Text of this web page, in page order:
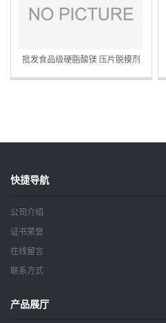
批发食品级硬脂酸镁 压片脱模剂
抗结剂硬脂酸镁
快捷导航
公司介绍
证书荣誉
在线留言
联系方式
产品展厅